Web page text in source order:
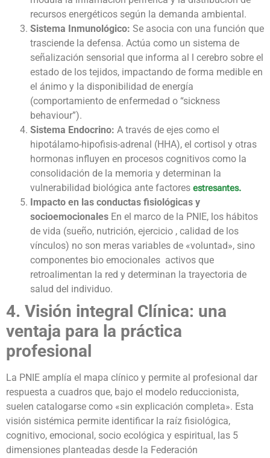
recursos energéticos según la demanda ambiental.
Sistema Inmunológico: Se asocia con una función que
trasciende la defensa. Actúa como un sistema de
señalización sensorial que informa al l cerebro sobre el
estado de los tejidos, impactando de forma medible en
el ánimo y la disponibilidad de energía
(comportamiento de enfermedad o “sickness
behaviour”).
Sistema Endocrino: A través de ejes como el
hipotálamo-hipofisis-adrenal (HHA), el cortisol y otras
hormonas influyen en procesos cognitivos como la
consolidación de la memoria y determinan la
vulnerabilidad biológica ante factores estresantes.
Impacto en las conductas fisiológicas y
socioemocionales En el marco de la PNIE, los hábitos
de vida (sueño, nutrición, ejercicio , calidad de los
vínculos) no son meras variables de «voluntad», sino
componentes bio emocionales activos que
retroalimentan la red y determinan la trayectoria de
salud del individuo.
4. Visión integral Clínica: una
ventaja para la práctica
profesional
La PNIE amplía el mapa clínico y permite al profesional dar
respuesta a cuadros que, bajo el modelo reduccionista,
suelen catalogarse como «sin explicación completa». Esta
visión sistémica permite identificar la raíz fisiológica,
cognitivo, emocional, socio ecológica y espiritual, las 5
dimensiones planteadas desde la Federación